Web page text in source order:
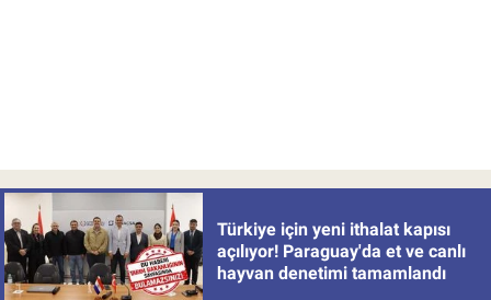
Türkiye için yeni ithalat kapısı
açılıyor! Paraguay'da et ve canlı
hayvan denetimi tamamlandı